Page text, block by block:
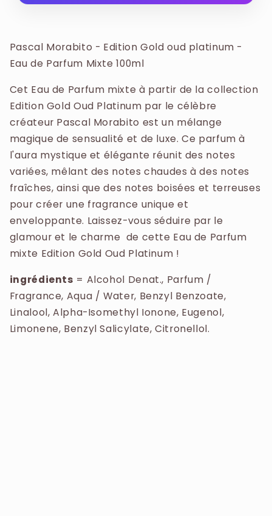
la "Collection Oud" de Pascal Morabito est une
offrir un sillage à la fois mystique, sombre et
luxueux, mettant en scène la profondeur du
bois de oud dans une atmosphère fumée et
élégante, caractéristique des créations de la
maison.
ALPHA-ISOMETHYL IONONE, EUGENOL,
LIMONENE, BENZYL SALICYLATE, CITRONELLOL
Pascal Morabito - Edition Gold oud platinum -
Eau de Parfum Mixte 100ml
Cet Eau de Parfum mixte à partir de la collection
Edition Gold Oud Platinum par le célèbre
créateur Pascal Morabito est un mélange
magique de sensualité et de luxe. Ce parfum à
l'aura mystique et élégante réunit des notes
variées, mêlant des notes chaudes à des notes
fraîches, ainsi que des notes boisées et terreuses
pour créer une fragrance unique et
enveloppante. Laissez-vous séduire par le
glamour et le charme de cette Eau de Parfum
mixte Edition Gold Oud Platinum !
ingrédients = Alcohol Denat., Parfum /
Fragrance, Aqua / Water, Benzyl Benzoate,
Linalool, Alpha-Isomethyl Ionone, Eugenol,
Limonene, Benzyl Salicylate, Citronellol.